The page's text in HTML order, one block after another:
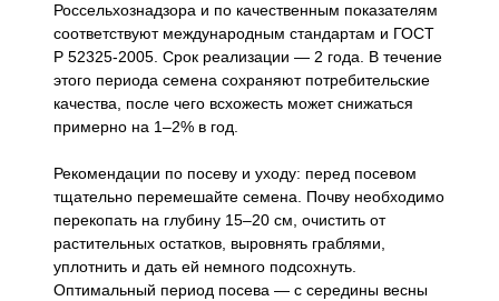
Россельхознадзора и по качественным показателям
соответствуют международным стандартам и ГОСТ
Р 52325-2005. Срок реализации — 2 года. В течение
этого периода семена сохраняют потребительские
качества, после чего всхожесть может снижаться
примерно на 1–2% в год.
Рекомендации по посеву и уходу: перед посевом
тщательно перемешайте семена. Почву необходимо
перекопать на глубину 15–20 см, очистить от
растительных остатков, выровнять граблями,
уплотнить и дать ей немного подсохнуть.
Оптимальный период посева — с середины весны